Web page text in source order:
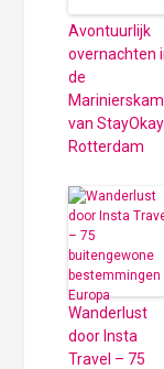
Avontuurlijk
overnachten
de
van StayOkay
Rotterdam
Wanderlust
door Insta
Travel – 75